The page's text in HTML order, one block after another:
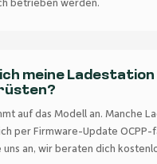
betrieben werden.
ich meine Ladestation
auf das Modell an. Manche
per Firmware-Update OCPP-
uns an, wir beraten dich